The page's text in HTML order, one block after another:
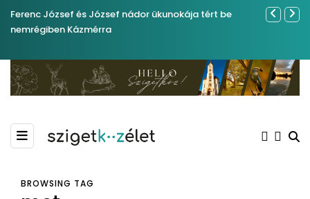
Ferenc József és József nádor ükunokája tért be
nemrégiben Kázmérra
Év
BROWSING TAG